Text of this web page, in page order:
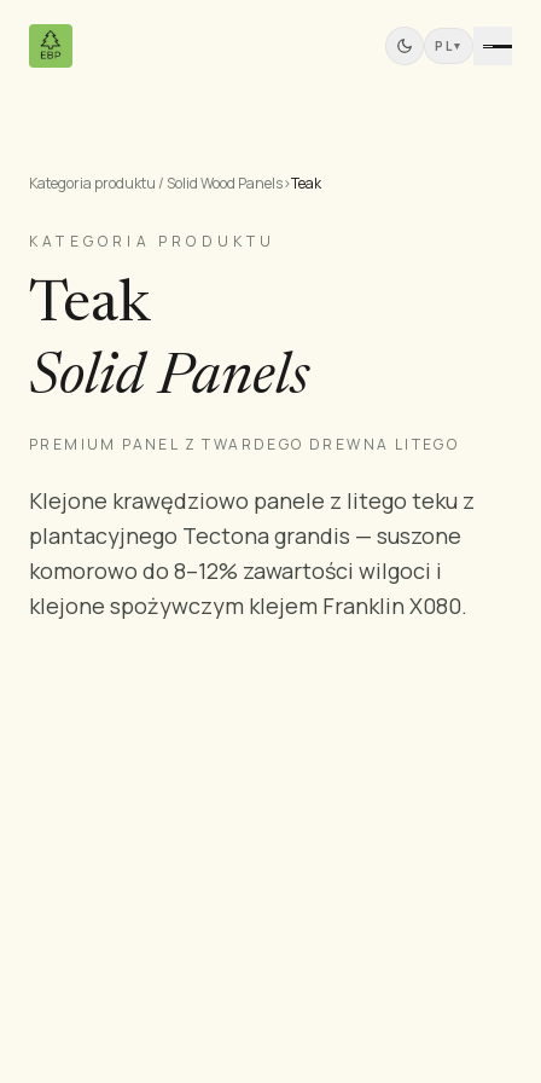
PL▾
Produkty
Wszystkie produkty
Sklejka sosnowa
Panele z drewna litego
Tarcica
Drzwi
Panele Tekowe
🇪🇺
Unia Europejska
Kategoria produktu / Solid Wood Panels›Teak
KATEGORIA PRODUKTU
Teak
Solid Panels
PREMIUM PANEL Z TWARDEGO DREWNA LITEGO
Klejone krawędziowo panele z litego teku z
plantacyjnego Tectona grandis — suszone
komorowo do 8–12% zawartości wilgoci i
klejone spożywczym klejem Franklin X080.